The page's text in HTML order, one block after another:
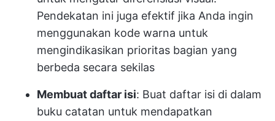
Pendekatan ini juga efektif jika Anda ingin
menggunakan kode warna untuk
mengindikasikan prioritas bagian yang
berbeda secara sekilas
Membuat daftar isi: Buat daftar isi di dalam
buku catatan untuk mendapatkan